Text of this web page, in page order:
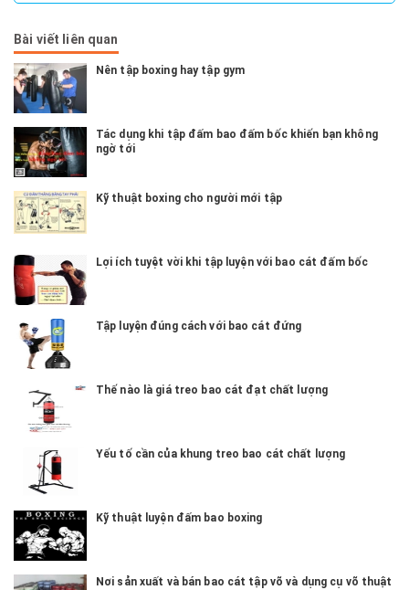
Bài viết liên quan
Nên tập boxing hay tập gym
Tác dụng khi tập đấm bao đấm bốc khiến bạn không
ngờ tới
Kỹ thuật boxing cho người mới tập
Lợi ích tuyệt vời khi tập luyện với bao cát đấm bốc
Tập luyện đúng cách với bao cát đứng
Thế nào là giá treo bao cát đạt chất lượng
Yếu tố cần của khung treo bao cát chất lượng
Kỹ thuật luyện đấm bao boxing
Nơi sản xuất và bán bao cát tập võ và dụng cụ võ thuật